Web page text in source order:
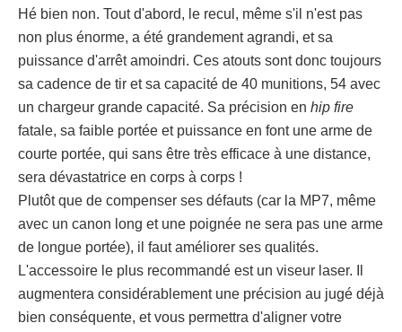
Hé bien non. Tout d'abord, le recul, même s'il n'est pas
non plus énorme, a été grandement agrandi, et sa
puissance d'arrêt amoindri. Ces atouts sont donc toujours
sa cadence de tir et sa capacité de 40 munitions, 54 avec
un chargeur grande capacité. Sa précision en hip fire
fatale, sa faible portée et puissance en font une arme de
courte portée, qui sans être très efficace à une distance,
sera dévastatrice en corps à corps !
Plutôt que de compenser ses défauts (car la MP7, même
avec un canon long et une poignée ne sera pas une arme
de longue portée), il faut améliorer ses qualités.
L'accessoire le plus recommandé est un viseur laser. Il
augmentera considérablement une précision au jugé déjà
bien conséquente, et vous permettra d'aligner votre